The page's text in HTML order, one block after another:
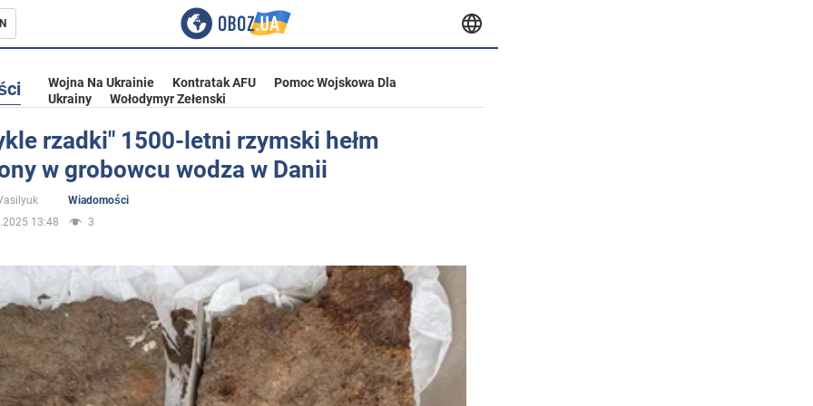
Ukrainie
Wojna Na Ukrainie Kontratak AFU
Pomoc Wojskowa Dla
Ukrainy
Wołodymyr Zełenski
rzadki" 1500-letni rzymski hełm
w grobowcu wodza w Danii
Wiadomości
13:48
3